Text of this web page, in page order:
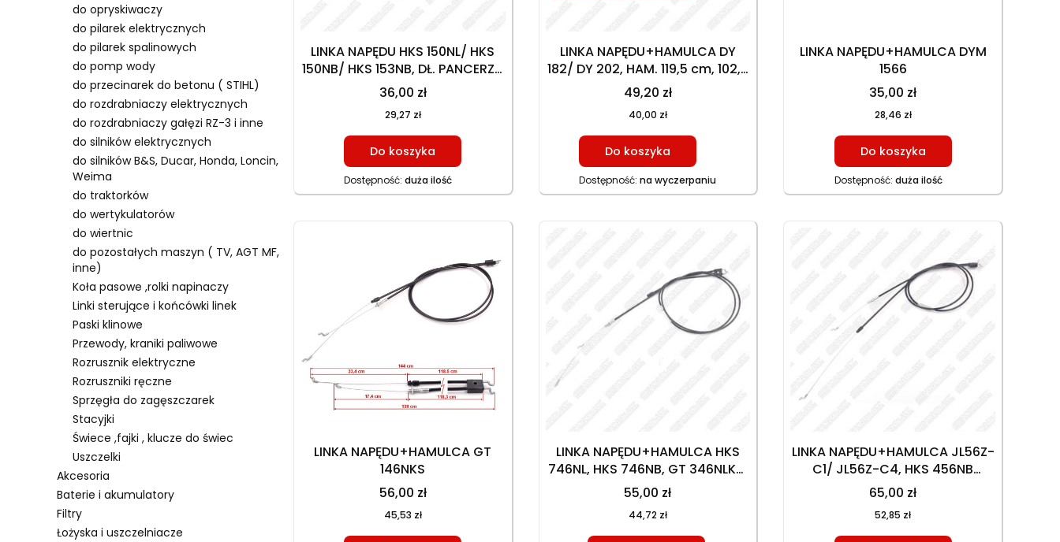
do opryskiwaczy
do pilarek elektrycznych
do pilarek spalinowych
do pomp wody
do przecinarek do betonu ( STIHL)
do rozdrabniaczy elektrycznych
do rozdrabniaczy gałęzi RZ-3 i inne
do silników elektrycznych
do silników B&S, Ducar, Honda, Loncin,
Weima
do traktorków
do wertykulatorów
do wiertnic
do pozostałych maszyn ( TV, AGT MF,
inne)
Koła pasowe ,rolki napinaczy
Linki sterujące i końcówki linek
Paski klinowe
Przewody, kraniki paliwowe
Rozrusznik elektryczne
Rozruszniki ręczne
Sprzęgła do zagęszczarek
Stacyjki
Świece ,fajki , klucze do świec
Uszczelki
Akcesoria
Baterie i akumulatory
Filtry
Łożyska i uszczelniacze
LINKA NAPĘDU HKS 150NL/ HKS
150NB/ HKS 153NB, DŁ. PANCERZA
104,5 cm, Dł. CAŁKOWITA 134
cm, (27,5 cm)
36,00 zł
29,27 zł
Do koszyka
Dostępność:duża ilość
LINKA NAPĘDU+HAMULCA DY
182/ DY 202, HAM. 119,5 cm, 102,8
cm (14,5 cm), NAP. 132,4 cm, 106
cm (25,8 cm)
49,20 zł
40,00 zł
Do koszyka
Dostępność:na wyczerpaniu
LINKA NAPĘDU+HAMULCA DYM
1566
35,00 zł
28,46 zł
Do koszyka
Dostępność: duża ilość
LINKA NAPĘDU+HAMULCA GT
146NKS
56,00 zł
45,53 zł
LINKA NAPĘDU+HAMULCA HKS
746NL, HKS 746NB, GT 346NLKS,
HAM. 156,5 cm, 130,5 cm (24
cm)
55,00 zł
44,72 zł
LINKA NAPĘDU+HAMULCA JL56Z-
C1/ JL56Z-C4, HKS 456NB
321128024000087 HAM. 131 cm,
113 cm (15,5 cm) NAP. 152 cm,
125,5 cm (24 cm)
65,00 zł
52,85 zł